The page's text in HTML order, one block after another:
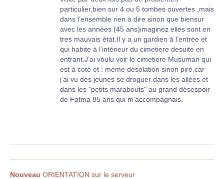
particulier,bien sur 4 ou 5 tombes ouvertes ,mais
dans l’ensemble rien à dire sinon que biensur
avec les années (45 ans)imaginez elles sont en
tres mauvais état.Il y a un gardien à l’entrée et
qui habite à l’intérieur du cimetiere desuite en
entrant.J’ai voulu voir le cimetiere Musuman qui
est à coté et : meme désolation sinon pire,car
j’ai vu des jeunes se droguer dans les allées et
dans les "petits marabouts" au grand désespoir
de Fatma 85 ans qui m’accompagnais.
Nouveau ORIENTATION sur le serveur